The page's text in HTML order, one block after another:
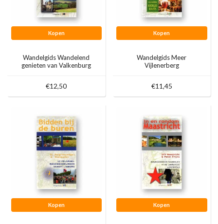
Kopen
Wandelgids Wandelend
genieten van Valkenburg
€12,50
Kopen
Wandelgids Meer
Vijlenerberg
€11,45
Kopen Kopen